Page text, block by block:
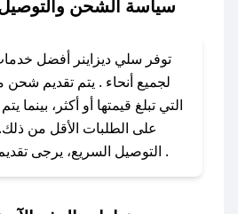
باستخدام تطبيق صحصح،
تواصل معنا عبر تويتر أو
سياسة الشحن
توفر سلي ديزاينر أفضل
لجميع أنحاء . يتم تقديم
التي تبلغ قيمتها أو أكثر،
على الطلبات الأقل من
التوصيل السريع، يرجى تقديم طلبك قبل الساعة .